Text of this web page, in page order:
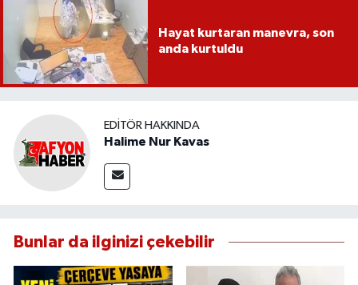
Hayat kurtaran manevra, son
anda kurtuldu
EDITÖR HAKKINDA
Halime Nur Kavas
Bunlar da ilginizi çekebilir